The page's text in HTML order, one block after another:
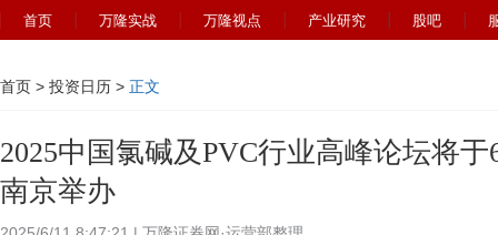
首页 万隆实战 万隆视点 产业研究 股吧
首页 > 投资日历 > 正文
2025中国氯碱及PVC行业高峰论坛将于
南京举办